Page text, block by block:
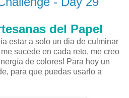
del Papel
estar a solo un dia de culminar
sucede en cada reto, me creo
de colores! Para hoy un
para que puedas usarlo a